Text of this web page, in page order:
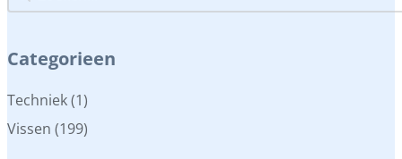
Categorieen
Categorieen
Techniek(1)
Vissen (199)